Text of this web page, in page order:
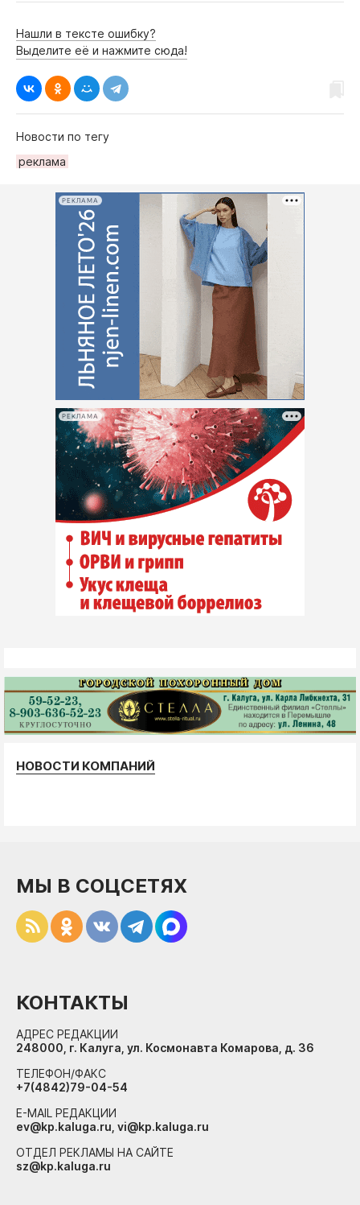
Нашли в тексте ошибку?
Выделите её и нажмите сюда!
Новости по тегу
рeклама
РЕКЛАМА
РЕКЛАМА
НОВОСТИ КОМПАНИЙ
МЫ В СОЦСЕТЯХ
КОНТАКТЫ
АДРЕС РЕДАКЦИИ
248000, г. Калуга, ул. Космонавта Комарова, д. 36
ТЕЛЕФОН/ФАКС
+7(4842)79-04-54
E-MAIL РЕДАКЦИИ
ev@kp.kaluga.ru, vi@kp.kaluga.ru
ОТДЕЛ РЕКЛАМЫ НА САЙТЕ
sz@kp.kaluga.ru